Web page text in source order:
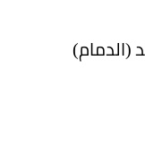
(الدمام)